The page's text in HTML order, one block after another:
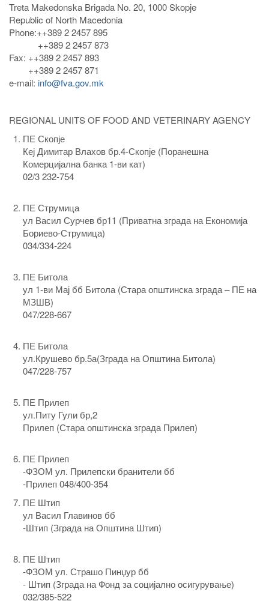
Treta Makedonska Brigada No. 20, 1000 Skopje
Republic of North Macedonia
Phone:++389 2 2457 895
++389 2 2457 873
Fax: ++389 2 2457 893
++389 2 2457 871
e-mail: info@fva.gov.mk
REGIONAL UNITS OF FOOD AND VETERINARY AGENCY
ПЕ Скопје
Кеј Димитар Влахов бр.4-Скопје (Поранешна
Комерцијална банка 1-ви кат)
02/3 232-754
ПЕ Струмица
ул Васил Сурчев бр11 (Приватна зграда на Економија
Бориево-Струмица)
034/334-224
ПЕ Битола
ул 1-ви Мај бб Битола (Стара општинска зграда – ПЕ на
МЗШВ)
047/228-667
ПЕ Битола
ул.Крушево бр.5а(Зграда на Општина Битола)
047/228-757
ПЕ Прилеп
ул.Питу Гули бр,2
Прилеп (Стара општинска зграда Прилеп)
ПЕ Прилеп
-ФЗОМ ул. Прилепски бранители бб
-Прилеп 048/400-354
ПЕ Штип
ул Васил Главинов бб
-Штип (Зграда на Општина Штип)
ПЕ Штип
-ФЗОМ ул. Страшо Пинџур бб
- Штип (Зграда на Фонд за социјално осигурување)
032/385-522